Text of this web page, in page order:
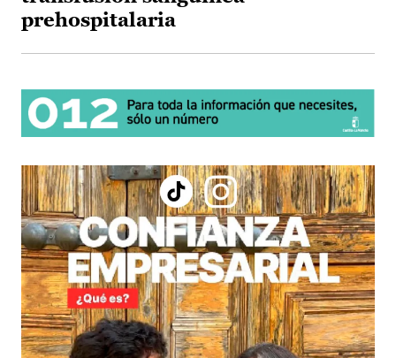
prehospitalaria